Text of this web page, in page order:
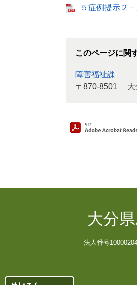
５症例提示２
このページに関
障害福祉課
〒870-8501
大
大分
法人番号